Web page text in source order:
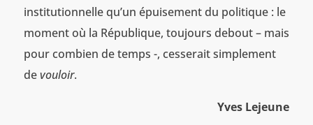
institutionnelle qu’un épuisement du politique : le
moment où la République, toujours debout – mais
pour combien de temps -, cesserait simplement
devouloir.
Yves Lejeune